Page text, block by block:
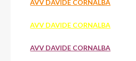
AVV DAVIDE CORNALBA
AVV DAVIDE CORNALBA
AVV DAVIDE CORNALBA